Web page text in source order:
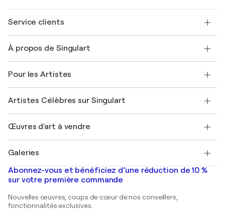
Service clients
Expédition
Offrir une carte cadeau
Rejoignez notre programme commercial
Mon compte
+33 1 76 44 06 42
À propos de Singulart
FAQ
Magazine Singulart
Emplois
Découvrez une sélection d'art original
Pour les Artistes
Se connecter en tant qu'Artiste
Artistes Célèbres sur Singulart
Marc Chagall
Banksy
Mr. Brainwash
Shepard Fairey
Œuvres d'art à vendre
Tableaux abstraits à vendre
Peintures de paysage
Estampes
Peintures acryliques
Galeries
Galeries d'art en France
Galeries d'art en Belgique
Abonnez-vous et bénéficiez d’une réduction de 10 %
sur votre première commande
Nouvelles œuvres, coups de cœur de nos conseillers,
fonctionnalités exclusives.